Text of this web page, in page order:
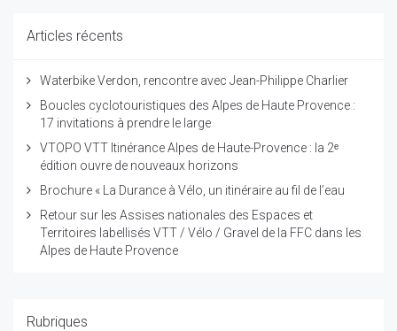
Articles récents
Waterbike Verdon, rencontre avec Jean-Philippe Charlier
Boucles cyclotouristiques des Alpes de Haute Provence :
17 invitations à prendre le large
VTOPO VTT Itinérance Alpes de Haute-Provence : la 2ᵉ
édition ouvre de nouveaux horizons
Brochure « La Durance à Vélo, un itinéraire au fil de l’eau
Retour sur les Assises nationales des Espaces et
Territoires labellisés VTT / Vélo / Gravel de la FFC dans les
Alpes de Haute Provence
Rubriques